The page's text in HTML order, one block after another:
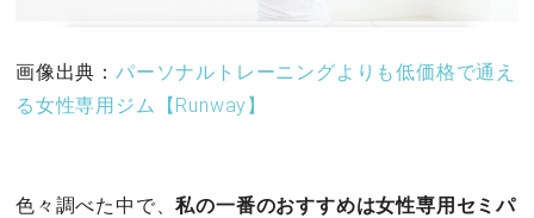
画像出典： パーソナルトレーニングよりも低価格で通え
る女性専用ジム【Runway】
色々調べた中で、私の一番のおすすめは女性専用セミパ